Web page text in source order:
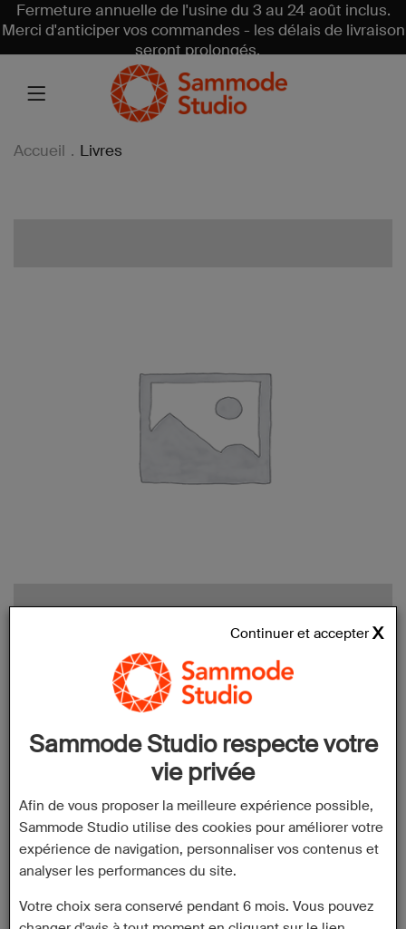
Fermeture annuelle de l'usine du 3 au 24 août inclus.
Merci d'anticiper vos commandes - les délais de livraison
seront prolongés.
Accueil . Livres
Sammode – A plein tube
Continuer et accepter
Sammode Studio respecte votre
vie privée
Afin de vous proposer la meilleure expérience possible,
Sammode Studio utilise des cookies pour améliorer votre
expérience de navigation, personnaliser vos contenus et
analyser les performances du site.
Votre choix sera conservé pendant 6 mois. Vous pouvez